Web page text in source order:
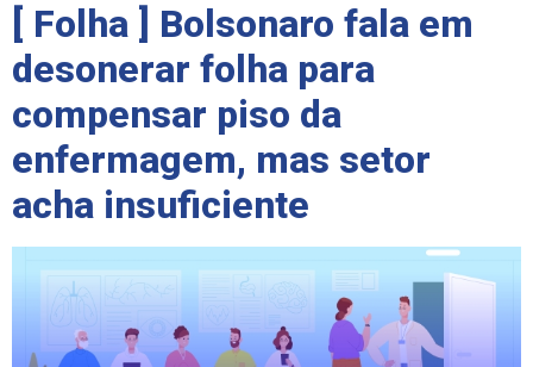
[ Folha ] Bolsonaro fala em
desonerar folha para
compensar piso da
enfermagem, mas setor
acha insuficiente